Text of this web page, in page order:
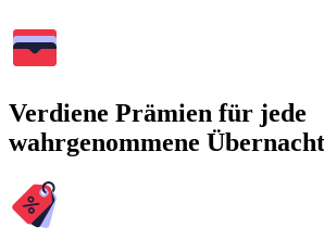
Verdiene Prämien für jede
wahrgenommene